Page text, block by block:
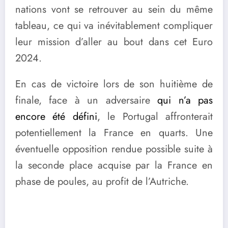
nations vont se retrouver au sein du même
tableau, ce qui va inévitablement compliquer
leur mission d’aller au bout dans cet Euro
2024.
En cas de victoire lors de son huitième de
finale, face à un adversairequi n’a pas
encore été défini, le Portugal affronterait
potentiellement la France en quarts. Une
éventuelle opposition rendue possible suite à
la seconde place acquise par la France en
phase de poules, au profit de l’Autriche.